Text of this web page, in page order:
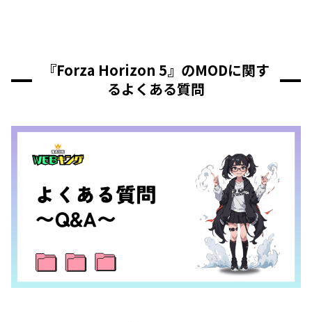
『Forza Horizon 5』のMODに関す
るよくある質問